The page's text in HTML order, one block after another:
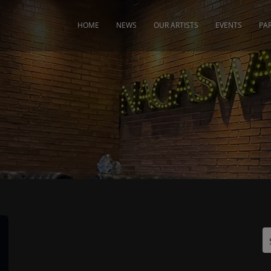
HOME NEWS OUR ARTISTS EVENTS
modal-check